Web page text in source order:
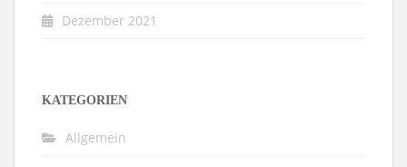
Dezember 2021
KATEGORIEN
Allgemein